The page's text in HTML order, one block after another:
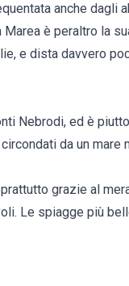
anche dagli
Marea è peraltro la
e dista davvero
Nebrodi, ed è
da un mare
grazie al
Le spiagge più